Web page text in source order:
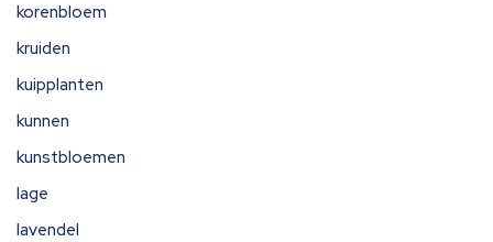
korenbloem
kruiden
kuipplanten
kunnen
kunstbloemen
lage
lavendel